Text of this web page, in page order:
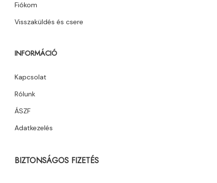
Fiókom
Visszaküldés és csere
INFORMÁCIÓ
Kapcsolat
Rólunk
ÁSZF
Adatkezelés
BIZTONSÁGOS FIZETÉS